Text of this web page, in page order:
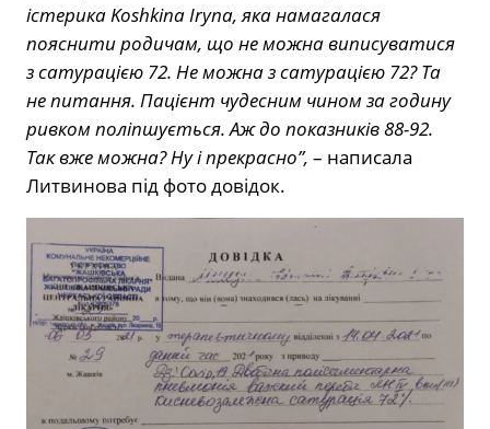
істерика Koshkina Iryna, яка намагалася
пояснити родичам, що не можна виписуватися
з сатурацією 72. Не можна з сатурацією 72? Та
не питання. Пацієнт чудесним чином за годину
ривком поліпшується. Аж до показників 88-92.
Так вже можна? Ну і прекрасно”, – написала
Литвинова під фото довідок.